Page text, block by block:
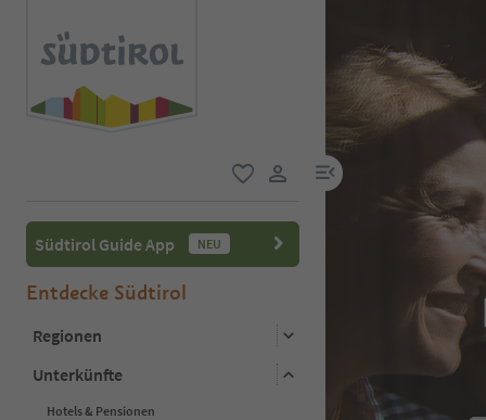
user link
menu link
Südtirol Guide App NEU
Entdecke Südtirol
Regionen
Unterkünfte
Hotels & Pensionen